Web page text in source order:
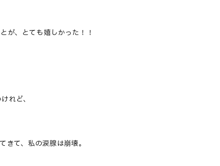
が、とても嬉しかった！！
れど、
て、私の涙腺は崩壊。